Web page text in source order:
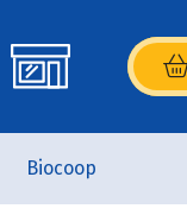
Biocoop